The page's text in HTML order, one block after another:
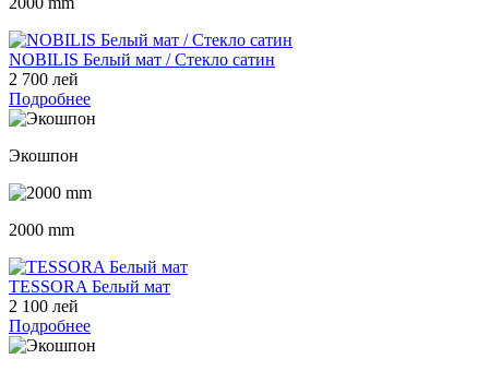
NOBILIS Белый мат / Стекло сатин
2 700 лей
Подробнее
Экошпон
2000 mm
TESSORA Белый мат
2 100 лей
Подробнее